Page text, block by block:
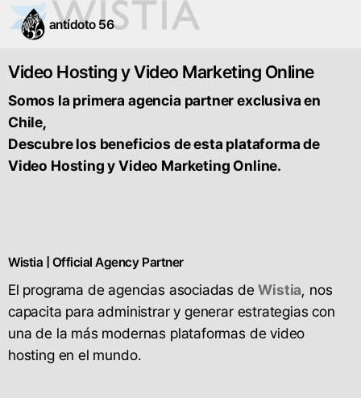
antídoto 56
Video Hosting y Video Marketing Online
Somos la primera agencia partner exclusiva en
Chile,
Descubre los beneficios de esta plataforma de
Video Hosting y Video Marketing Online.
Wistia | Official Agency Partner
El programa de agencias asociadas deWistia, nos
capacita para administrar y generar estrategias con
una de la más modernas plataformas de video
hosting en el mundo.